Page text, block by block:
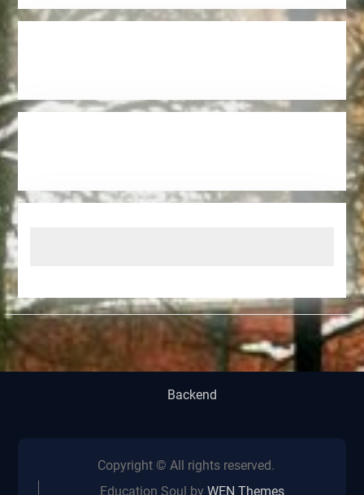
Backend
Copyright © All rights reserved.
Education Soul byWEN Themes